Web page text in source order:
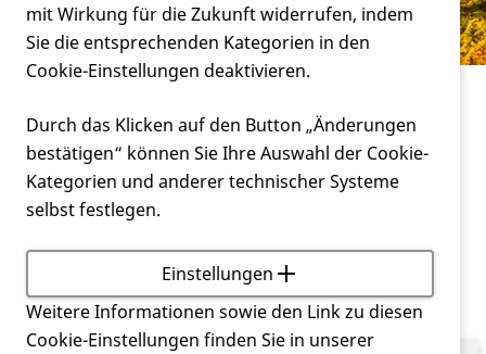
Service
Die DeutscheHuntington-Hilfe e.V. ist sowohl
bundesweit als auch regional organisiert.
Landesverbände und eine Region ohne eigenen
Landesverband.
mit Wirkung für die Zukunft widerrufen, indem
Sie die entsprechenden Kategorien in den
Cookie-Einstellungen deaktivieren.
Durch das Klicken auf den Button „Änderungen
bestätigen“ können Sie Ihre Auswahl der Cookie-
Kategorien und anderer technischer Systeme
selbst festlegen.
Einstellungen
Weitere Informationen sowie den Link zu diesen
Cookie-Einstellungen finden Sie in unserer